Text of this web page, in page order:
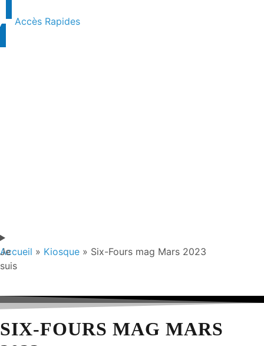
Accès Rapides
Je
suis
Accueil » Kiosque » Six-Fours mag Mars 2023
SIX-FOURS MAG MARS